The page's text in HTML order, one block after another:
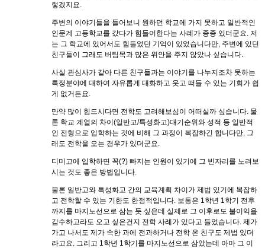
렇겠지요.
주변의 이야기들을 들어보니 원하던 학교에 가지 못하고 일반적인
인문계 고등학교를 갔다가 힘들어한다는 사례가 종종 있더군요. 저
는 그 학교에 있어서도 힘들었던 기억이 있었습니다만, 주변에 있던
친구들이 그래도 버팀목과 많은 위안을 주지 않았나 싶습니다.
사실 관심사가 같아 다른 친구들과는 이야기를 나누지조차 못하는
특정분야에 대하여 자유롭게 대화하고 웃고 떠들 수 있는 기회가 쉽
게 없거든요.
만약 많이 힘드시다면 전학도 고려해보심이 어떠실까 싶습니다. 물
론 학교 계열의 차이(일반고/특성화고)대기순위와 성적 등 일반적
인 전형으로 입학하는 것에 비해 그 과정이 복잡하긴 합니다만, 그
래도 전학을 오는 경우가 있더군요.
디미고에 입학하면 꼭(?) 빠지는 인원이 있기에 그 빈자리를 노려보
시는 것도 좋은 방법입니다.
물론 일반고와 특성화고 간의 교육계획 차이가 제법 있기에 복잡하
고 전학할 수 있는 기한도 한정적입니다. 보통은 1학년 1학기 전후
까지를 마지노선으로 삼는 듯 싶은데 실제로 그 이후로도 불이익을
감수하고라도 오고 싶은건지 전학 사례가 있다고 들었습니다. 제가
가고 나서도 제가 속한 과에 전과하거나 전학 온 친구도 제법 있더
라고요. 그리고 1학년 1학기를 마지노선으로 삼았는데 아마 그 이